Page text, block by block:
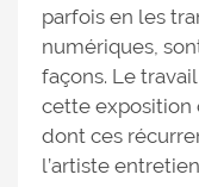
parfois en les
numériques,
façons. Le
cette exposition
dont ces
l’artiste